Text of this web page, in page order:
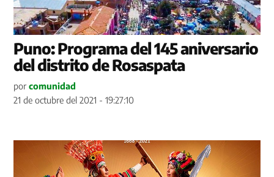
Puno: Programa del 145 aniversario
del distrito de Rosaspata
por comunidad
21 de octubre del 2021 - 19:27:10